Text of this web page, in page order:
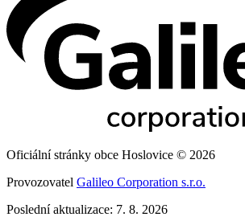
Oficiální stránky obce Hoslovice © 2026
Provozovatel Galileo Corporation s.r.o.
Poslední aktualizace: 7. 8. 2026